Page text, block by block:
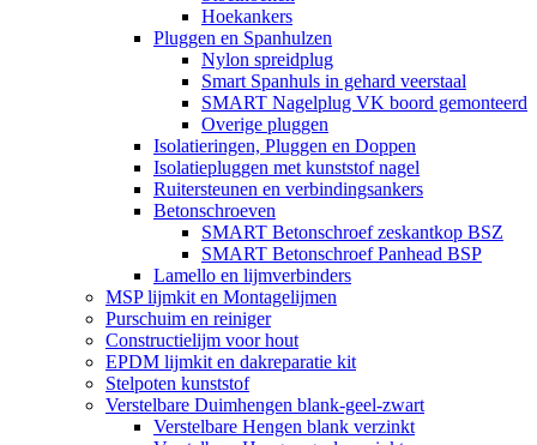
Hoekankers
Pluggen en Spanhulzen
Nylon spreidplug
Smart Spanhuls in gehard veerstaal
SMART Nagelplug VK boord gemonteerd
Overige pluggen
Isolatieringen, Pluggen en Doppen
Isolatiepluggen met kunststof nagel
Ruitersteunen en verbindingsankers
Betonschroeven
SMART Betonschroef zeskantkop BSZ
SMART Betonschroef Panhead BSP
Lamello en lijmverbinders
MSP lijmkit en Montagelijmen
Purschuim en reiniger
Constructielijm voor hout
EPDM lijmkit en dakreparatie kit
Stelpoten kunststof
Verstelbare Duimhengen blank-geel-zwart
Verstelbare Hengen blank verzinkt